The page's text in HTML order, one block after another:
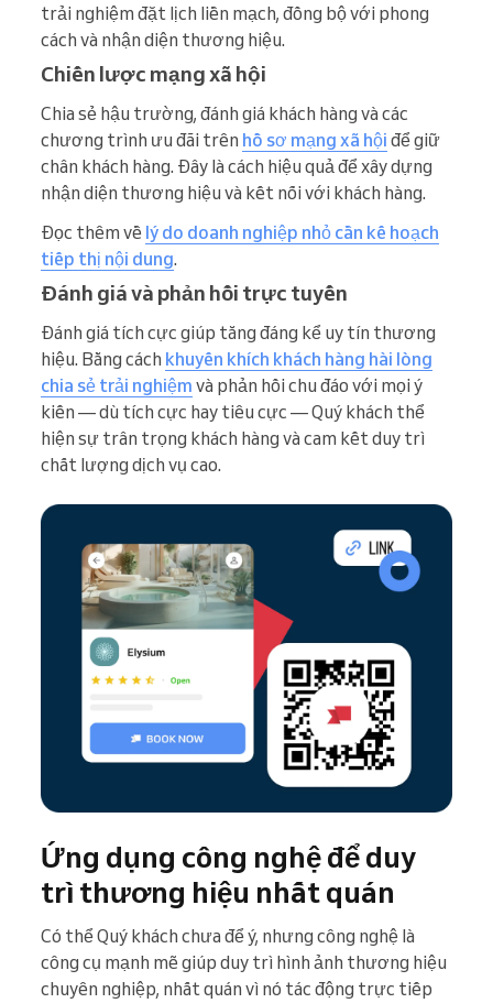
trải nghiệm đặt lịch liền mạch, đồng bộ với phong
cách và nhận diện thương hiệu.
Chiến lược mạng xã hội
Chia sẻ hậu trường, đánh giá khách hàng và các
chương trình ưu đãi trên hồ sơ mạng xã hội để giữ
chân khách hàng. Đây là cách hiệu quả để xây dựng
nhận diện thương hiệu và kết nối với khách hàng.
Đọc thêm về lý do doanh nghiệp nhỏ cần kế hoạch
tiếp thị nội dung.
Đánh giá và phản hồi trực tuyến
Đánh giá tích cực giúp tăng đáng kể uy tín thương
hiệu. Bằng cách khuyến khích khách hàng hài lòng
chia sẻ trải nghiệm và phản hồi chu đáo với mọi ý
kiến — dù tích cực hay tiêu cực — Quý khách thể
hiện sự trân trọng khách hàng và cam kết duy trì
chất lượng dịch vụ cao.
Ứng dụng công nghệ để duy
trì thương hiệu nhất quán
Có thể Quý khách chưa để ý, nhưng công nghệ là
công cụ mạnh mẽ giúp duy trì hình ảnh thương hiệu
chuyên nghiệp, nhất quán vì nó tác động trực tiếp